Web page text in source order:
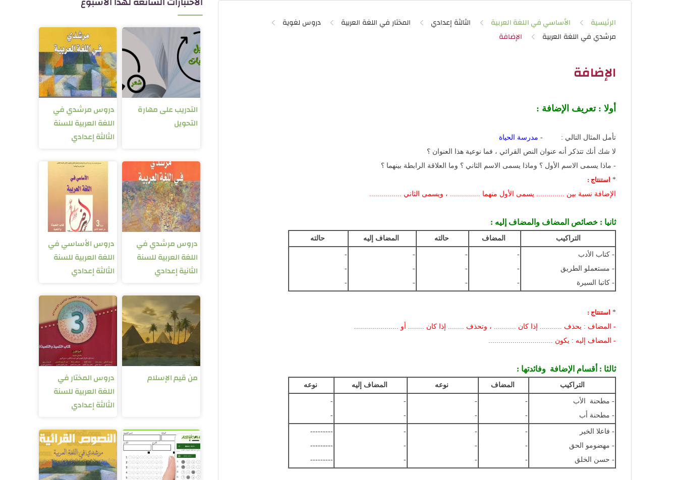
الرئيسية الأساسي في اللغة العربية الثالثة إعدادي المختار في اللغة العربية
دروس لغوية
مرشدي في اللغة العربية
الإضافة
أولا : تعريف الإضافة :
تأمل المثال التالي : - مدرسة الحياة
لا شك أنك تتذكر أنه عنوان النص القرائي ، فما نوعية هذا العنوان ؟
- ماذا يسمى الاسم الأول ؟ وماذا يسمى الاسم الثاني ؟ وما العلاقة الرابطة بينهما ؟
* استنتاج :
الإضافة نسبة بين .............. يسمى الأول منهما ............... ، ويسمى الثاني ................
ثانيا : خصائص المضاف والمضاف إليه :
التراكيب المضاف حالته المضاف إليه حالته
- كتاب الأدب
- مستعملو الطريق
- كاتبا السيرة
-
-
-
-
-
-
-
-
-
-
-
-
* استنتاج :
- المضاف : يحذف ........... إذا كان ........... ، وتحذف ........ إذا كان ........ أو ......................
- المضاف إليه : يكون ................................
ثالثا : أقسام الإضافة وفائدتها :
التراكيب المضاف نوعه المضاف إليه نوعه
- مطحنة الأب
- مطحنة أب
-
-
-
-
-
-
-
-
- فاعلا الخير
- مهضومو الحق
- حسن الخلق
-
-
-
-
-
-
-
-
-
---------
---------
---------
التدريب على مهارة
التحويل
دروس مرشدي في
اللغة العربية للسنة
الثالثة إعدادي
دروس مرشدي في
اللغة العربية للسنة
الثانية إعدادي
دروس الأساسي في
اللغة العربية للسنة
الثالثة إعدادي
من قيم الإسلام
دروس المختار في
اللغة العربية للسنة
الثالثة إعدادي